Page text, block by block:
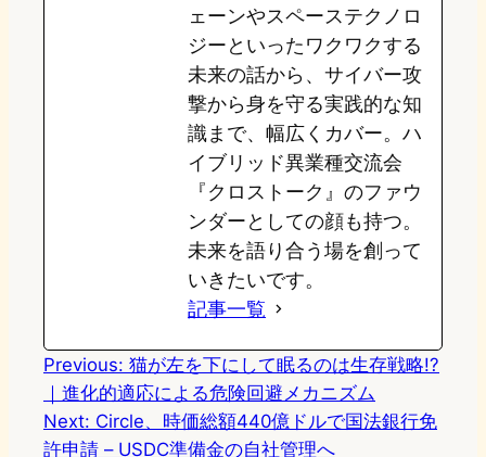
ェーンやスペーステクノロ
ジーといったワクワクする
未来の話から、サイバー攻
撃から身を守る実践的な知
識まで、幅広くカバー。ハ
イブリッド異業種交流会
『クロストーク』のファウ
ンダーとしての顔も持つ。
未来を語り合う場を創って
いきたいです。
記事一覧
Previous: 猫が左を下にして眠るのは生存戦略!?
｜進化的適応による危険回避メカニズム
Next: Circle、時価総額440億ドルで国法銀行免
許申請 – USDC準備金の自社管理へ